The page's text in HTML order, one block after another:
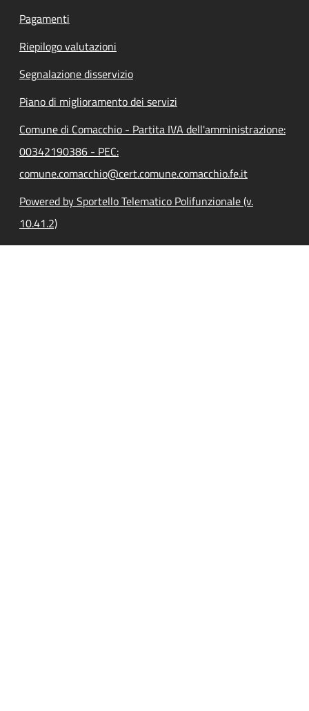
Pagamenti
Riepilogo valutazioni
Segnalazione disservizio
Piano di miglioramento dei servizi
Comune di Comacchio - Partita IVA dell'amministrazione:
00342190386 - PEC:
comune.comacchio@cert.comune.comacchio.fe.it
Powered by Sportello Telematico Polifunzionale (v.
10.41.2)